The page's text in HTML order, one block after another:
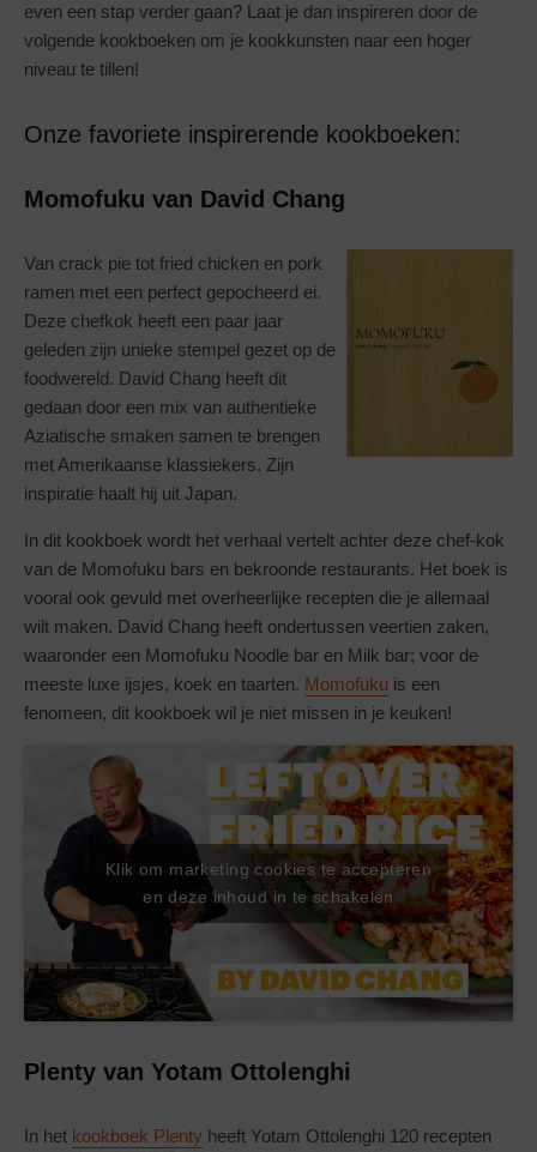
even een stap verder gaan? Laat je dan inspireren door de
volgende kookboeken om je kookkunsten naar een hoger
niveau te tillen!
Onze favoriete inspirerende kookboeken:
Momofuku van David Chang
Van crack pie tot fried chicken en pork
ramen met een perfect gepocheerd ei.
Deze chefkok heeft een paar jaar
geleden zijn unieke stempel gezet op de
foodwereld. David Chang heeft dit
gedaan door een mix van authentieke
Aziatische smaken samen te brengen
met Amerikaanse klassiekers. Zijn
inspiratie haalt hij uit Japan.
In dit kookboek wordt het verhaal vertelt achter deze chef-kok
van de Momofuku bars en bekroonde restaurants. Het boek is
vooral ook gevuld met overheerlijke recepten die je allemaal
wilt maken. David Chang heeft ondertussen veertien zaken,
waaronder een Momofuku Noodle bar en Milk bar; voor de
meeste luxe ijsjes, koek en taarten. Momofuku is een
fenomeen, dit kookboek wil je niet missen in je keuken!
Klik om marketing cookies te accepteren
en deze inhoud in te schakelen
Plenty van Yotam Ottolenghi
In het kookboek Plenty heeft Yotam Ottolenghi 120 recepten